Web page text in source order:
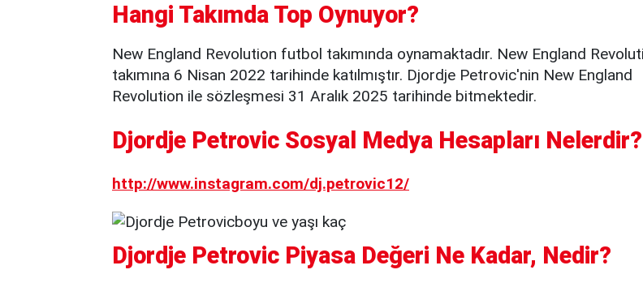
Hangi Takımda Top Oynuyor?
New England Revolution futbol takımında oynamaktadır. New England
takımına 6 Nisan 2022 tarihinde katılmıştır. Djordje Petrovic'nin New England
Revolution ile sözleşmesi 31 Aralık 2025 tarihinde bitmektedir.
Djordje Petrovic Sosyal Medya Hesapları Nelerdir?
http://www.instagram.com/dj.petrovic12/
Djordje Petrovic Piyasa Değeri Ne Kadar, Nedir?